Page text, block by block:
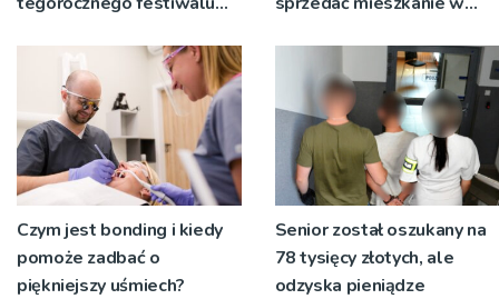
niecodziennych
okolicznościach
Czym jest bonding i kiedy
pomoże zadbać o
piękniejszy uśmiech?
Senior został oszukany na
78 tysięcy złotych, ale
odzyska pieniądze